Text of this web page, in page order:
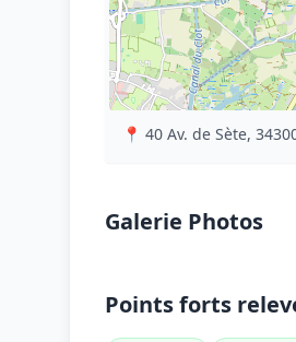
📍 40 Av. de Sète,
Galerie Photos
Points forts